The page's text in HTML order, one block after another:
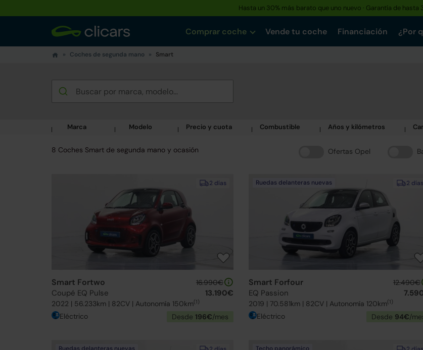
Hasta un 30% más barato que uno nuevo · Garantía de hasta
Comprar coche Vende tu coche Financiación ¿Por
Coches de segunda mano Smart
Marca Modelo Precio y cuota Combustible Años y kilómetros
Ofertas Opel
8 Coches Smart de segunda mano y ocasión
2 días
Smart Fortwo
Coupé EQ Pulse
2022 | 56.233km | 82CV | Autonomía 150km(1)
16.990€
13.190€
Eléctrico Desde 196€/mes
2 días
Ruedas delanteras nuevas
Smart Forfour
EQ Passion
2019 | 70.581km | 82CV | Autonomía 120km(1)
12.490€
Eléctrico Desde 94€/